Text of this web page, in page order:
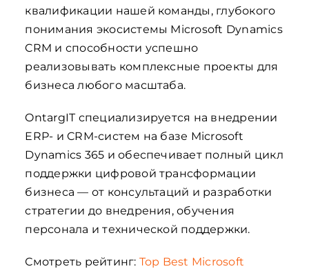
квалификации нашей команды, глубокого
понимания экосистемы Microsoft Dynamics
CRM и способности успешно
реализовывать комплексные проекты для
бизнеса любого масштаба.
OntargIT специализируется на внедрении
ERP- и CRM-систем на базе Microsoft
Dynamics 365 и обеспечивает полный цикл
поддержки цифровой трансформации
бизнеса — от консультаций и разработки
стратегии до внедрения, обучения
персонала и технической поддержки.
Смотреть рейтинг: Top Best Microsoft